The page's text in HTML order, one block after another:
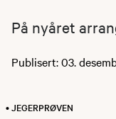
På nyåret
Publisert: 03.
• JEGERPRØVEN